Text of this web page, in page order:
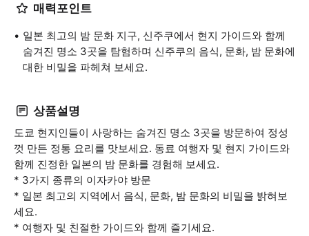
매력포인트
일본 최고의 밤 문화 지구, 신주쿠에서 현지 가이드와 함께
숨겨진 명소 3곳을 탐험하며 신주쿠의 음식, 문화, 밤 문화에
대한 비밀을 파헤쳐 보세요.
상품설명
도쿄 현지인들이 사랑하는 숨겨진 명소 3곳을 방문하여 정성
껏 만든 정통 요리를 맛보세요. 동료 여행자 및 현지 가이드와
함께 진정한 일본의 밤 문화를 경험해 보세요.
* 3가지 종류의 이자카야 방문
* 일본 최고의 지역에서 음식, 문화, 밤 문화의 비밀을 밝혀보
세요.
* 여행자 및 친절한 가이드와 함께 즐기세요.